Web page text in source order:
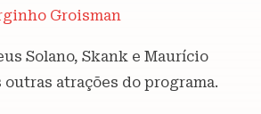
Groisman
Solano, Skank e Maurício
atrações do programa.